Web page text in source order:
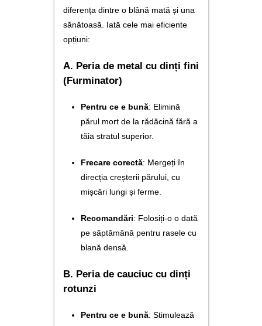
diferența dintre o blână mată și una
sănătoasă. Iată cele mai eficiente
opțiuni:
A. Peria de metal cu dinți fini
(Furminator)
Pentru ce e bună: Elimină
părul mort de la rădăcină fără a
tăia stratul superior.
Frecare corectă: Mergeți în
direcția creșterii părului, cu
mișcări lungi și ferme.
Recomandări: Folosiți-o o dată
pe săptămână pentru rasele cu
blană densă.
B. Peria de cauciuc cu dinți
rotunzi
Pentru ce e bună: Stimulează